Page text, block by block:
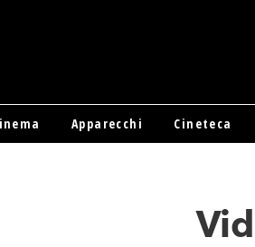
Apparecchi Cineteca